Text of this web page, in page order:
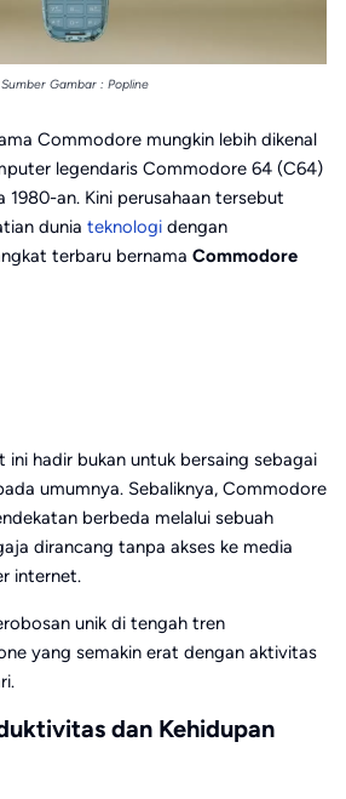
Sumber Gambar : Popline
Commodore mungkin lebih dikenal
legendaris Commodore 64 (C64)
1980-an. Kini perusahaan tersebut
dunia teknologi dengan
terbaru bernama Commodore
ini hadir bukan untuk bersaing sebagai
umumnya. Sebaliknya, Commodore
berbeda melalui sebuah
dirancang tanpa akses ke media
internet.
unik di tengah tren
yang semakin erat dengan aktivitas
dan Kehidupan